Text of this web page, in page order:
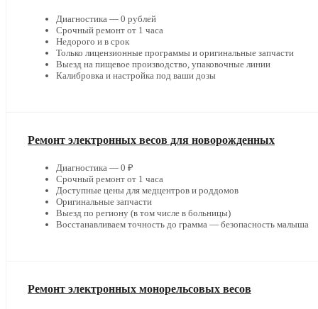
Диагностика — 0 рублей
Срочный ремонт от 1 часа
Недорого и в срок
Только лицензионные программы и оригинальные запчасти
Выезд на пищевое производство, упаковочные линии
Калибровка и настройка под ваши дозы
Ремонт электронных весов для новорожденных
Диагностика — 0 ₽
Срочный ремонт от 1 часа
Доступные цены для медцентров и роддомов
Оригинальные запчасти
Выезд по региону (в том числе в больницы)
Восстанавливаем точность до грамма — безопасность малыша
Ремонт электронных монорельсовых весов